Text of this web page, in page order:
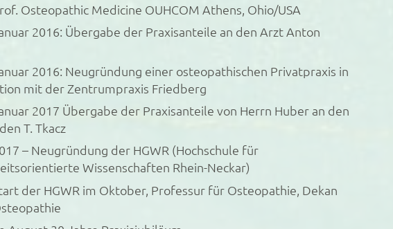
Osteopathic Medicine OUHCOM Athens, Ohio/USA
2016: Übergabe der Praxisanteile an den Arzt Anton
2016: Neugründung einer osteopathischen Privatpraxis in
mit der Zentrumpraxis Friedberg
2017 Übergabe der Praxisanteile von Herrn Huber an den
T. Tkacz
– Neugründung der HGWR (Hochschule für
Wissenschaften Rhein-Neckar)
der HGWR im Oktober, Professur für Osteopathie, Dekan